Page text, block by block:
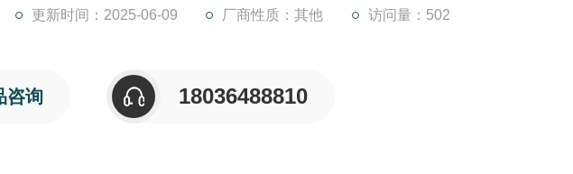
更新时间：2025-06-09 厂商性质：其他 访问量：502
咨询 18036488810